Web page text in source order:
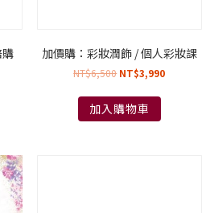
加價購：彩妝潤飾 / 個人彩妝課
NT$6,500 NT$3,990
加入購物車